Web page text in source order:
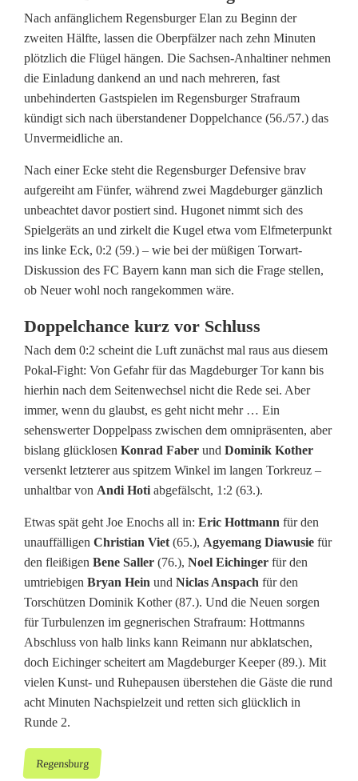
Nach anfänglichem Regensburger Elan zu Beginn der
zweiten Hälfte, lassen die Oberpfälzer nach zehn Minuten
plötzlich die Flügel hängen. Die Sachsen-Anhaltiner nehmen
die Einladung dankend an und nach mehreren, fast
unbehinderten Gastspielen im Regensburger Strafraum
kündigt sich nach überstandener Doppelchance (56./57.) das
Unvermeidliche an.
Nach einer Ecke steht die Regensburger Defensive brav
aufgereiht am Fünfer, während zwei Magdeburger gänzlich
unbeachtet davor postiert sind. Hugonet nimmt sich des
Spielgeräts an und zirkelt die Kugel etwa vom Elfmeterpunkt
ins linke Eck, 0:2 (59.) – wie bei der müßigen Torwart-
Diskussion des FC Bayern kann man sich die Frage stellen,
ob Neuer wohl noch rangekommen wäre.
Doppelchance kurz vor Schluss
Nach dem 0:2 scheint die Luft zunächst mal raus aus diesem
Pokal-Fight: Von Gefahr für das Magdeburger Tor kann bis
hierhin nach dem Seitenwechsel nicht die Rede sei. Aber
immer, wenn du glaubst, es geht nicht mehr … Ein
sehenswerter Doppelpass zwischen dem omnipräsenten, aber
bislang glücklosen Konrad Faber und Dominik Kother
versenkt letzterer aus spitzem Winkel im langen Torkreuz –
unhaltbar von Andi Hoti abgefälscht, 1:2 (63.).
Etwas spät geht Joe Enochs all in: Eric Hottmann für den
unauffälligen Christian Viet (65.), Agyemang Diawusie für
den fleißigen Bene Saller (76.), Noel Eichinger für den
umtriebigen Bryan Hein und Niclas Anspach für den
Torschützen Dominik Kother (87.). Und die Neuen sorgen
für Turbulenzen im gegnerischen Strafraum: Hottmanns
Abschluss von halb links kann Reimann nur abklatschen,
doch Eichinger scheitert am Magdeburger Keeper (89.). Mit
vielen Kunst- und Ruhepausen überstehen die Gäste die rund
acht Minuten Nachspielzeit und retten sich glücklich in
Runde 2.
Regensburg